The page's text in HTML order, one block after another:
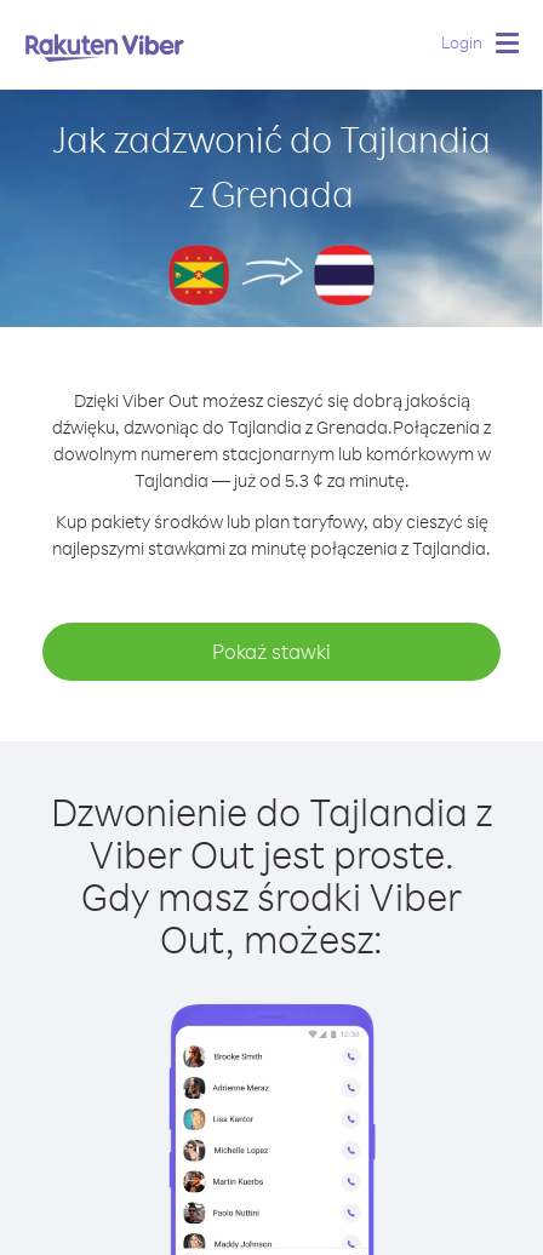
Login
Jak zadzwonić do Tajlandia
z Grenada
Dzięki Viber Out możesz cieszyć się dobrą jakością
dźwięku, dzwoniąc do Tajlandia z Grenada.Połączenia z
dowolnym numerem stacjonarnym lub komórkowym w
Tajlandia — już od 5.3 ¢ za minutę.
Kup pakiety środków lub plan taryfowy, aby cieszyć się
najlepszymi stawkami za minutę połączenia z Tajlandia.
Pokaż stawki
Dzwonienie do Tajlandia z
Viber Out jest proste.
Gdy masz środki Viber
Out, możesz: